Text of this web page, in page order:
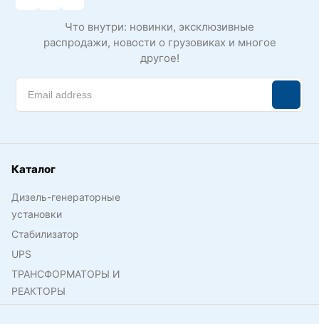
Что внутри: новинки, эксклюзивные
распродажи, новости о грузовиках и многое
другое!
Каталог
Дизель-генераторные
установки
Стабилизатор
UPS
ТРАНСФОРМАТОРЫ И
РЕАКТОРЫ